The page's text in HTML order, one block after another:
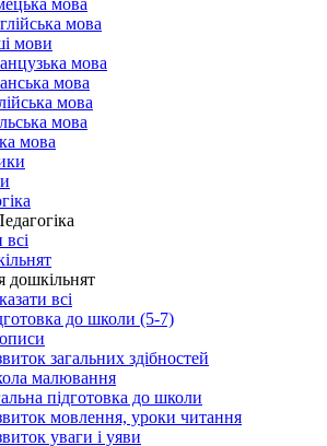
мова
мова
мови
мова
мова
мова
мова
мова
дошкільнят
всі
до школи (5-7)
загальних здібностей
малювання
підготовка до школи
мовлення, уроки читання
уваги і уяви